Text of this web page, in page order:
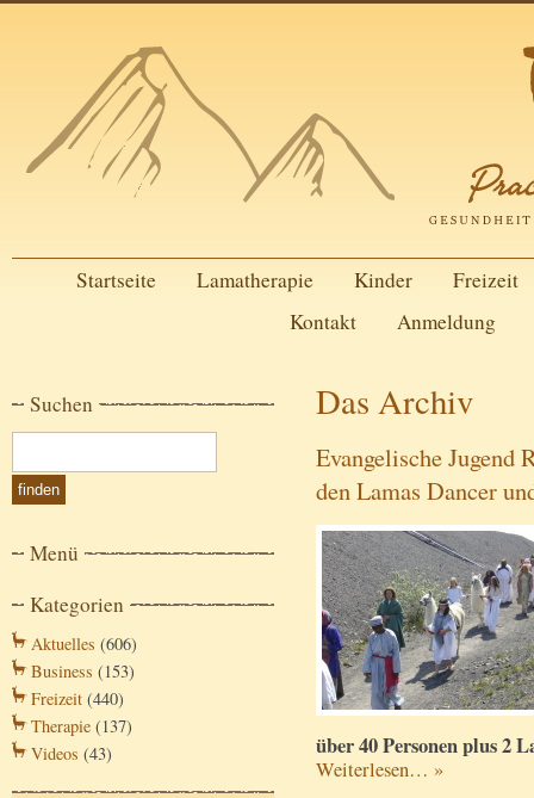
Startseite Lamatherapie Kinder
Freizeit
Kontakt
Anmeldung
Suchen
Menü
Kategorien
Aktuelles (606)
Business (153)
Freizeit (440)
Therapie (137)
Videos (43)
Das Archiv
Evangelische Jugend
den Lamas Dancer
über 40 Personen plus 2
Weiterlesen… »